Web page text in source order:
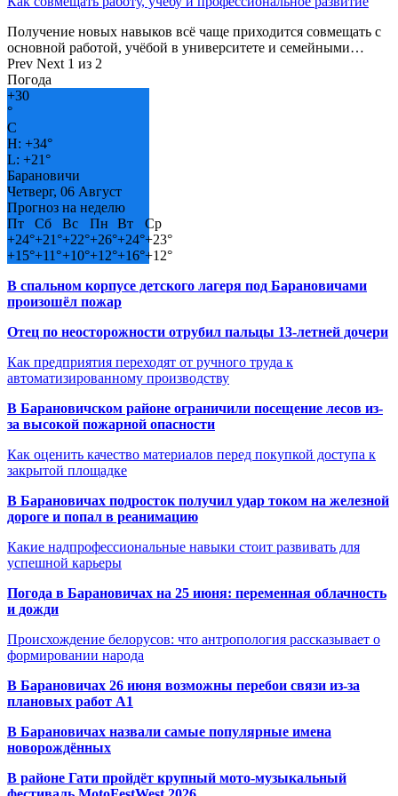
Получение новых навыков всё чаще приходится совмещать с
основной работой, учёбой в университете и семейными…
Prev Next 1 из 2
Погода
+30
°
C
H: +34°
L: +21°
Барановичи
Четверг, 06 Август
Прогноз на неделю
Пт
Сб Вс Пн Вт
Ср
+24°+21°+22°+26°+24°+23°
+15°+11°+10°+12°+16°+12°
В спальном корпусе детского лагеря под Барановичами
произошёл пожар
Отец по неосторожности отрубил пальцы 13-летней дочери
Как предприятия переходят от ручного труда к
автоматизированному производству
В Барановичском районе ограничили посещение лесов из-
за высокой пожарной опасности
Как оценить качество материалов перед покупкой доступа к
закрытой площадке
В Барановичах подросток получил удар током на железной
дороге и попал в реанимацию
Какие надпрофессиональные навыки стоит развивать для
успешной карьеры
Погода в Барановичах на 25 июня: переменная облачность
и дожди
Происхождение белорусов: что антропология рассказывает о
формировании народа
В Барановичах 26 июня возможны перебои связи из-за
плановых работ A1
В Барановичах назвали самые популярные имена
новорождённых
В районе Гати пройдёт крупный мото-музыкальный